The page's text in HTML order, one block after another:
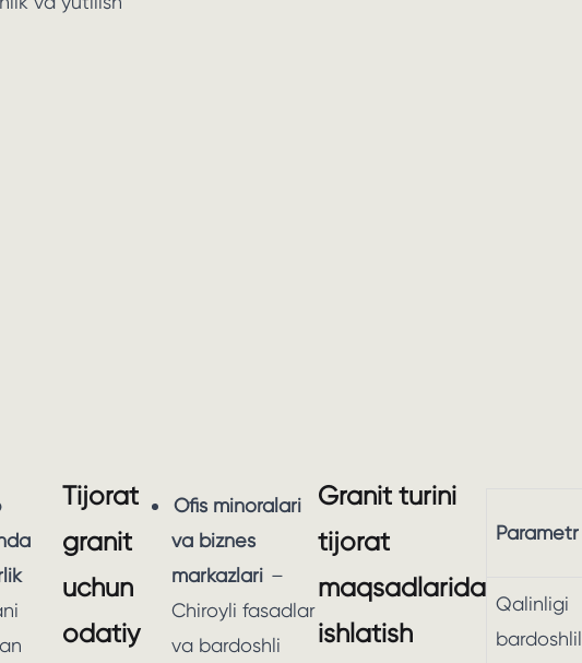
Tijorat
granit
uchun
odatiy
Ofis minoralari
va biznes
markazlari –
Chiroyli fasadlar
va bardoshli
Granit turini
tijorat
maqsadlarida
ishlatish
Parametr
Qalinligi